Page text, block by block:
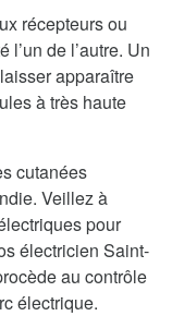
récepteurs ou
de l’autre. Un
apparaître
à très haute
cutanées
Veillez à
pour
électricien Saint-
au contrôle
électrique.